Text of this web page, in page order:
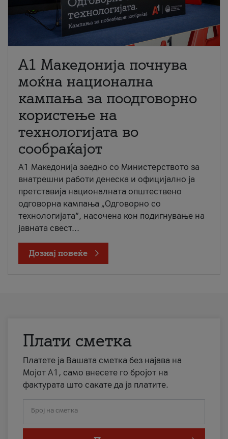
A1 Македонија почнува
моќна национална
кампања за поодговорно
користење на
технологијата во
сообраќајот
A1 Македонија заедно со Министерството за
внатрешни работи денеска и официјално ја
претставија националната општествено
одговорна кампања „Одговорно со
технологијата“, насочена кон подигнување на
јавната свест...
Дознај повеќе
Плати сметка
Платете ја Вашата сметка без најава на
Мојот А1, само внесете го бројот на
фактурата што сакате да ја платите.
Број на сметка